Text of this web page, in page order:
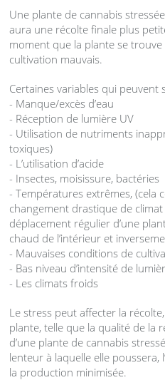
Une plante de cannabis
aura une récolte finale plus
moment que la plante se
cultivation mauvais.
Certaines variables qui peuvent
- Manque/excès d’eau
- Réception de lumière UV
- Utilisation de nutriments
toxiques)
- L’utilisation d’acide
- Insectes, moisissure, bactéries
- Températures extrêmes, (cela
changement drastique de
déplacement régulier d’une
chaud de l’intérieur et
- Mauvaises conditions de
- Bas niveau d’intensité de
- Les climats froids
Le stress peut affecter la
plante, telle que la qualité de la
d’une plante de cannabis
lenteur à laquelle elle poussera,
la production minimisée.